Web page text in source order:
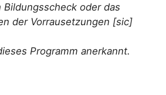
oder das
der Vorrausetzungen [sic]
Programm anerkannt.